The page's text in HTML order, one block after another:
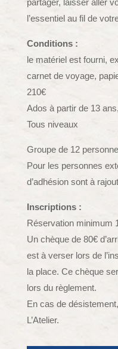
partager, laisser aller
l’essentiel au fil de
Conditions :
le matériel est fourni,
carnet de voyage,
210€
Ados à partir de 13
Tous niveaux
Groupe de 12
Pour les personnes
d’adhésion sont à
Inscriptions :
Réservation minimum
Un chèque de 80€
est à verser lors de
la place. Ce chèque
lors du règlement.
En cas de
L’Atelier.